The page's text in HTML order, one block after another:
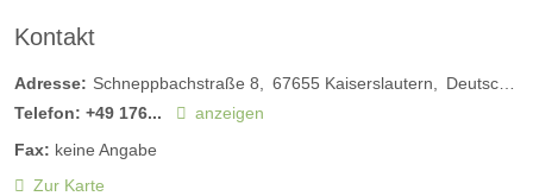
Kontakt
Adresse: Schneppbachstraße 8 67655 Kaiserslautern
Deutschland
Telefon: +49 176...
anzeigen
Fax: keine Angabe
Zur Karte